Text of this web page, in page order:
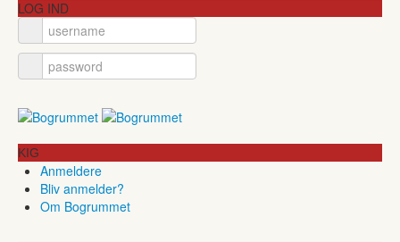
LOG IND
KIG
Anmeldere
Bliv anmelder?
Om Bogrummet